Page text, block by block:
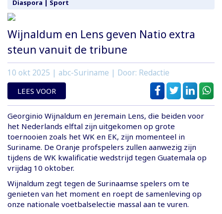
Diaspora | Sport
Wijnaldum en Lens geven Natio extra
steun vanuit de tribune
10 okt 2025 | abc-Suriname | Door: Redactie
LEES VOOR
Georginio Wijnaldum en Jeremain Lens, die beiden voor
het Nederlands elftal zijn uitgekomen op grote
toernooien zoals het WK en EK, zijn momenteel in
Suriname. De Oranje profspelers zullen aanwezig zijn
tijdens de WK kwalificatie wedstrijd tegen Guatemala op
vrijdag 10 oktober.
Wijnaldum zegt tegen de Surinaamse spelers om te
genieten van het moment en roept de samenleving op
onze nationale voetbalselectie massal aan te vuren.